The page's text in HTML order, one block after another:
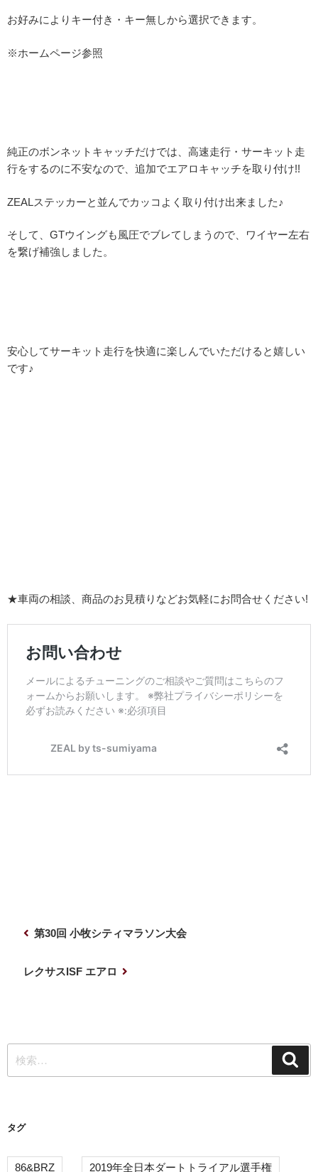
お好みによりキー付き・キー無しから選択できます。
※ホームページ参照
純正のボンネットキャッチだけでは、高速走行・サーキット走
行をするのに不安なので、追加でエアロキャッチを取り付け!!
ZEALステッカーと並んでカッコよく取り付け出来ました♪
そして、GTウイングも風圧でブレてしまうので、ワイヤー左右
を繋げ補強しました。
安心してサーキット走行を快適に楽しんでいただけると嬉しい
です♪
★車両の相談、商品のお見積りなどお気軽にお問合せください!
シ
ョ
第30回 小牧シティマラソン大会
レクサスISF エアロ
索:
タグ
86&BRZ 2019年全日本ダートトライアル選手権